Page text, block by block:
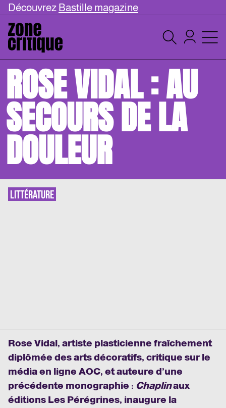
Découvrez Bastille magazine
ROSE VIDAL : AU
SECOURS DE LA
DOULEUR
LITTÉRATURE
Rose Vidal, artiste plasticienne fraîchement
diplômée des arts décoratifs, critique sur le
média en ligne AOC, et auteure d’une
précédente monographie : Chaplinaux
éditions Les Pérégrines, inaugure la